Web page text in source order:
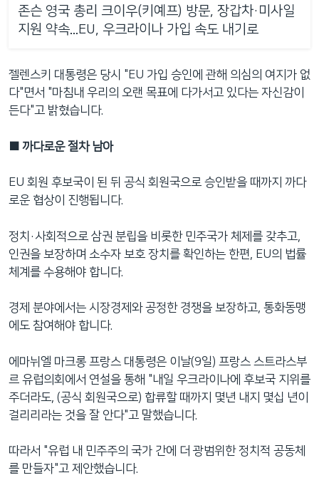
존슨 영국 총리 크이우(키예프) 방문, 장갑차·미사일
지원 약속...EU, 우크라이나 가입 속도 내기로
젤렌스키 대통령은 당시 "EU 가입 승인에 관해 의심의 여지가 없
다"면서 "마침내 우리의 오랜 목표에 다가서고 있다는 자신감이
든다"고 밝혔습니다.
■ 까다로운 절차 남아
EU 회원 후보국이 된 뒤 공식 회원국으로 승인받을 때까지 까다
로운 협상이 진행됩니다.
정치·사회적으로 삼권 분립을 비롯한 민주국가 체제를 갖추고,
인권을 보장하며 소수자 보호 장치를 확인하는 한편, EU의 법률
체계를 수용해야 합니다.
경제 분야에서는 시장경제와 공정한 경쟁을 보장하고, 통화동맹
에도 참여해야 합니다.
에마뉘엘 마크롱 프랑스 대통령은 이날(9일) 프랑스 스트라스부
르 유럽의회에서 연설을 통해 "내일 우크라이나에 후보국 지위를
주더라도, (공식 회원국으로) 합류할 때까지 몇년 내지 몇십 년이
걸리리라는 것을 잘 안다"고 말했습니다.
따라서 "유럽 내 민주주의 국가 간에 더 광범위한 정치적 공동체
를 만들자"고 제안했습니다.